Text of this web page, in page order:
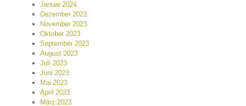
Januar 2024
Dezember 2023
November 2023
Oktober 2023
September 2023
August 2023
Juli 2023
Juni 2023
Mai 2023
April 2023
März 2023